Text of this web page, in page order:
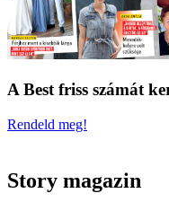
A Best friss számát
Rendeld meg!
Story magazin